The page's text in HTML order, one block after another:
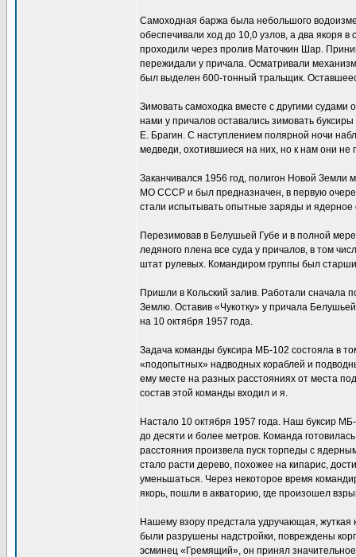
Самоходная баржа была небольшого
обеспечивали ход до 10,0 узлов, а два якоря
проходили через пролив Маточкин Шар.
пережидали у причала. Осматривали
был выделен 600-тонный тральщик.
Зимовать самоходка вместе с другими судами
нами у причалов оставались зимовать
Е. Брагин. С наступлением полярной ночи
медведи, охотившиеся на них, но к нам они не
Заканчивался 1956 год, полигон Новой Земли
МО СССР и был предназначен, в первую
стали испытывать опытные заряды и
Перезимовав в Белушьей Губе и в полной
ледяного плена все суда у причалов, в том
штат рулевых. Командиром группы был
Пришли в Кольский залив. Работали сначала
Землю. Оставив «Чукотку» у причала
на 10 октября 1957 года.
Задача команды буксира МБ-102 состояла в
«подопытных» надводных кораблей и
ему месте на разных расстояниях от места
состав этой команды входил и я.
Настало 10 октября 1957 года. Наш буксир
до десяти и более метров. Команда
расстояния произвела пуск торпеды с
стало расти дерево, похожее на кипарис,
уменьшаться. Через некоторое время
якорь, пошли в акваторию, где произошел
Нашему взору предстала удручающая, жуткая
были разрушены надстройки, повреждены
эсминец «Гремящий», он принял